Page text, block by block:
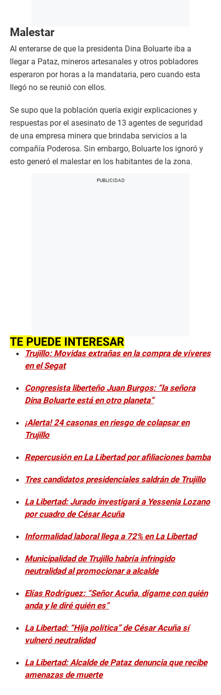
Malestar
Al enterarse de que la presidenta Dina Boluarte iba a
llegar a Pataz, mineros artesanales y otros pobladores
esperaron por horas a la mandataria, pero cuando esta
llegó no se reunió con ellos.
Se supo que la población quería exigir explicaciones y
respuestas por el asesinato de 13 agentes de seguridad
de una empresa minera que brindaba servicios a la
compañía Poderosa. Sin embargo, Boluarte los ignoró y
esto generó el malestar en los habitantes de la zona.
TE PUEDE INTERESAR
Trujillo: Movidas extrañas en la compra de víveres
en el Segat
Congresista liberteño Juan Burgos: “la señora
Dina Boluarte está en otro planeta”
¡Alerta! 24 casonas en riesgo de colapsar en
Trujillo
Repercusión en La Libertad por afiliaciones bamba
Tres candidatos presidenciales saldrán de Trujillo
La Libertad: Jurado investigará a Yessenia Lozano
por cuadro de César Acuña
Informalidad laboral llega a 72% en La Libertad
Municipalidad de Trujillo habría infringido
neutralidad al promocionar a alcalde
Elías Rodríguez: “Señor Acuña, dígame con quién
anda y le diré quién es”
La Libertad: “Hija política” de César Acuña sí
vulneró neutralidad
La Libertad: Alcalde de Pataz denuncia que recibe
amenazas de muerte